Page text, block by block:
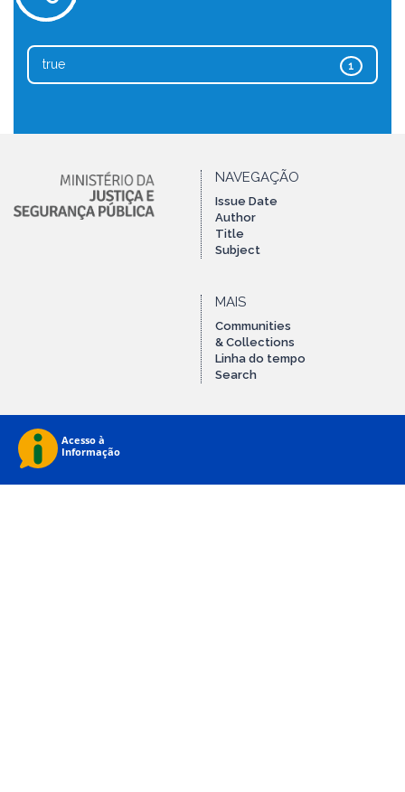
1
true
NAVEGAÇÃO
Issue Date
Author
Title
Subject
MAIS
Communities
& Collections
Linha do tempo
Search